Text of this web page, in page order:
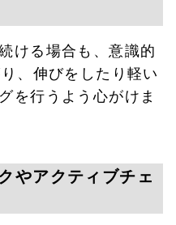
ける場合も、意識的
、伸びをしたり軽い
を行うよう心がけま
やアクティブチェ